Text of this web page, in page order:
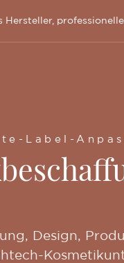
Hersteller,
Label-
Design,